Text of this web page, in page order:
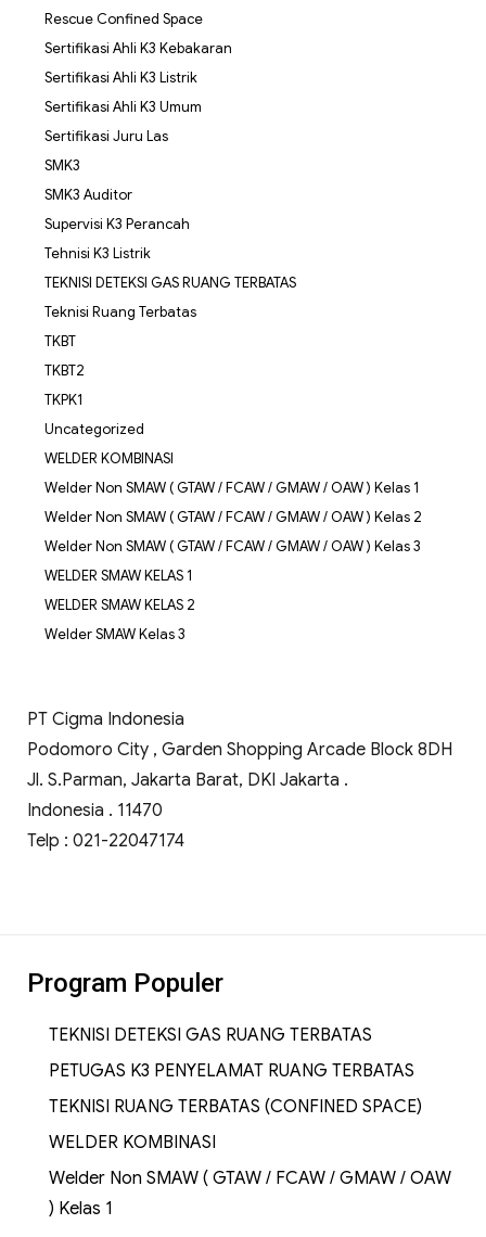
Rescue Confined Space
Sertifikasi Ahli K3 Kebakaran
Sertifikasi Ahli K3 Listrik
Sertifikasi Ahli K3 Umum
Sertifikasi Juru Las
SMK3
SMK3 Auditor
Supervisi K3 Perancah
Tehnisi K3 Listrik
TEKNISI DETEKSI GAS RUANG TERBATAS
Teknisi Ruang Terbatas
TKBT
TKBT2
TKPK1
Uncategorized
WELDER KOMBINASI
Welder Non SMAW ( GTAW / FCAW / GMAW / OAW ) Kelas 1
Welder Non SMAW ( GTAW / FCAW / GMAW / OAW ) Kelas 2
Welder Non SMAW ( GTAW / FCAW / GMAW / OAW ) Kelas 3
WELDER SMAW KELAS 1
WELDER SMAW KELAS 2
Welder SMAW Kelas 3
PT Cigma Indonesia
Podomoro City , Garden Shopping Arcade Block 8DH
Jl. S.Parman, Jakarta Barat, DKI Jakarta .
Indonesia . 11470
Telp : 021-22047174
Program Populer
TEKNISI DETEKSI GAS RUANG TERBATAS
PETUGAS K3 PENYELAMAT RUANG TERBATAS
TEKNISI RUANG TERBATAS (CONFINED SPACE)
WELDER KOMBINASI
Welder Non SMAW ( GTAW / FCAW / GMAW / OAW
) Kelas 1